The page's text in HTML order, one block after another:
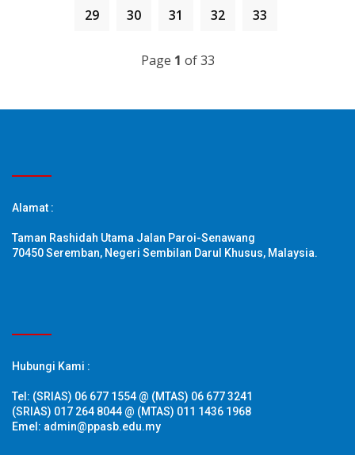
29
30 31 32 33
Page 1 of 33
Alamat :
Taman Rashidah Utama Jalan Paroi-Senawang
70450 Seremban, Negeri Sembilan Darul Khusus, Malaysia.
Hubungi Kami :
Tel: (SRIAS) 06 677 1554 @ (MTAS) 06 677 3241
(SRIAS) 017 264 8044 @ (MTAS) 011 1436 1968
Emel: admin@ppasb.edu.my